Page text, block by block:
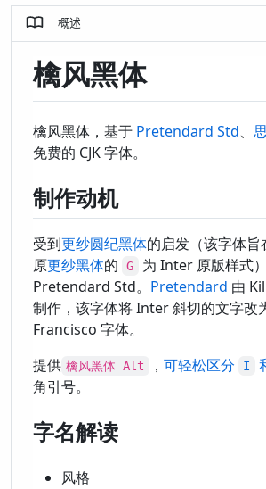
概述
檎风黑体
檎风黑体，基于 Pretendard Std、
免费的 CJK 字体。
制作动机
受到更纱圆纪黑体的启发（该字体旨
原更纱黑体的 G
为 Inter 原版样式
Pretendard Std。 Pretendard 由
制作，该字体将 Inter 斜切的文字改
Francisco 字体。
提供 檎风黑体 Alt ， 可轻松区分 I
角引号。
字名解读
风格